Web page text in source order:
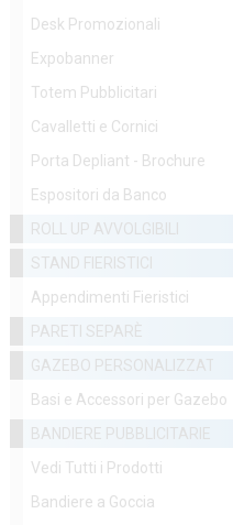
Desk Promozionali
Expobanner
Totem Pubblicitari
Cavalletti e Cornici
Porta Depliant - Brochure
Espositori da Banco
ROLL UP AVVOLGIBILI
STAND FIERISTICI
Appendimenti Fieristici
PARETI SEPARÈ
GAZEBO PERSONALIZZATI
Basi e Accessori per Gazebo
BANDIERE PUBBLICITARIE
Vedi Tutti i Prodotti
Bandiere a Goccia